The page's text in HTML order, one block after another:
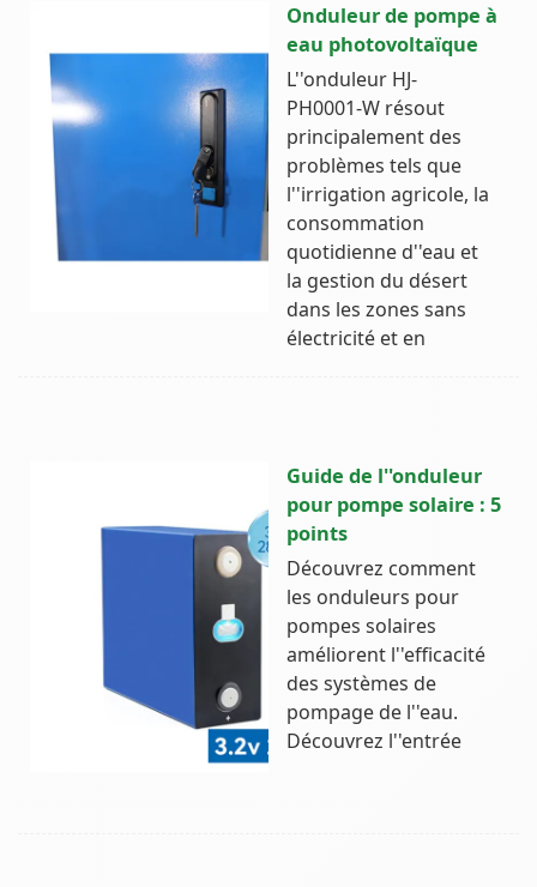
Onduleur de pompe à
eau photovoltaïque
L''onduleur HJ-
PH0001-W résout
principalement des
problèmes tels que
l''irrigation agricole, la
consommation
quotidienne d''eau et
la gestion du désert
dans les zones sans
électricité et en
Guide de l''onduleur
pour pompe solaire : 5
points
Découvrez comment
les onduleurs pour
pompes solaires
améliorent l''efficacité
des systèmes de
pompage de l''eau.
Découvrez l''entrée